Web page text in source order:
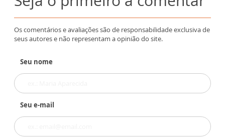
Os comentários e avaliações são de responsabilidade exclusiva de
seus autores e não representam a opinião do site.
Seu nome
Seu e-mail